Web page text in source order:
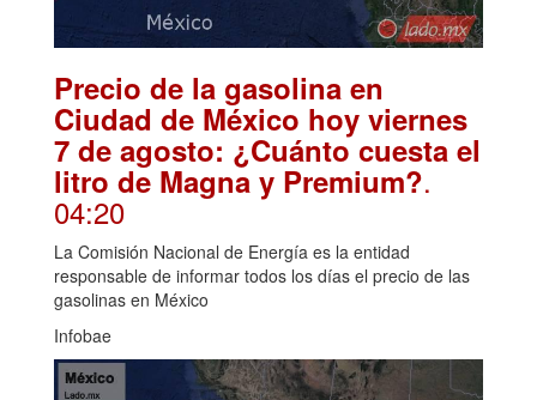
Precio de la gasolina en
Ciudad de México hoy viernes
7 de agosto: ¿Cuánto cuesta el
litro de Magna y Premium?.
04:20
La Comisión Nacional de Energía es la entidad
responsable de informar todos los días el precio de las
gasolinas en México
Infobae